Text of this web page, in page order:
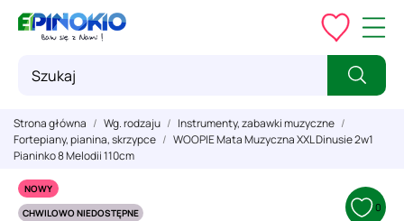
Strona główna Wg. rodzaju
Instrumenty, zabawki muzyczne
Fortepiany, pianina, skrzypce
WOOPIE Mata Muzyczna XXL Dinusie 2w1
Pianinko 8 Melodii 110cm
NOWY
CHWILOWO NIEDOSTĘPNE
0